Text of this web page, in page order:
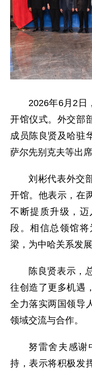
2026年6月2日
开馆仪式。外交部
成员陈良贤及哈驻
萨尔先别克夫等出席
刘彬代表外交
开馆。他表示，在
不断提质升级，
段。相信总领馆
梁，为中哈关系发
陈良贤表示，
往创造了更多机遇
全力落实两国领导
领域交流与合作。
努雷舍夫感谢
持，表示将积极发